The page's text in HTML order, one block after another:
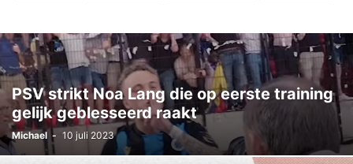
NEDERLANDS ELFTAL NIET GECATEGORISEERD NIEUWS
OPMERKELIJK PAGINA UITGELICHT
PSV strikt Noa Lang die op eerste training
gelijk geblesseerd raakt
Michael - 10 juli 2023